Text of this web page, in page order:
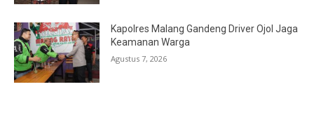
Kapolres Malang Gandeng Driver Ojol Jaga
Keamanan Warga
Agustus 7, 2026